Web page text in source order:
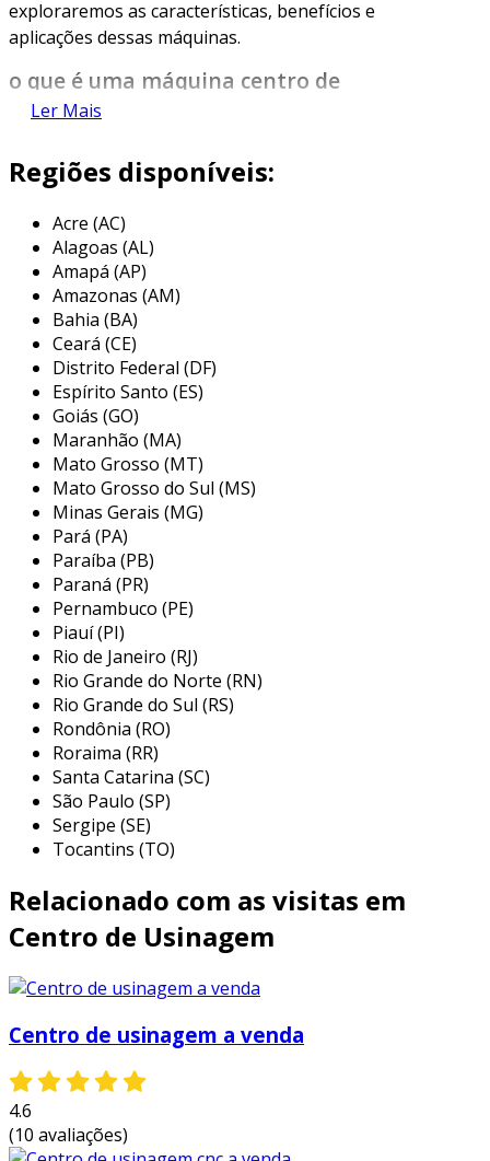
exploraremos as características, benefícios e
aplicações dessas máquinas.
o que é uma máquina centro de
usinagem cnc?
ferramenta de corte controlada por
fresagem, perfuração e rosqueamento, em
uma única máquina. além disso, suas operações
são realizadas de maneira precisa, o que
resulta em peças de alta qualidade.
as máquinas cnc utilizam um software
avançado para programar as operações. graças
à interface amigável, os operadores podem
rapidamente inserir os desenhos necessários
para a produção. portanto, essa tecnologia
facilita o trabalho e reduz erros.
principais características das
máquinas cnc
as máquinas centro de usinagem cnc têm
diversas características que as tornam
preferidas no mercado. entre elas, destacam-se:
precisão: estas máquinas oferecem alta
precisão, permitindo produções repetíveis
e confiáveis.
automatização: o controle automático
reduz a necessidade de intervenção
manual, economizando tempo e esforço.
materiais, como metais, plásticos e
madeira.
multifuncionalidade: capazes de realizar
diversos processos em uma única
aplicações na indústria
as aplicações das máquinas centro de usinagem
cnc são vastas e diversificadas. elas são
empregadas em setores como:
Ler Mais
Regiões disponíveis:
Acre (AC)
Alagoas (AL)
Amapá (AP)
Amazonas (AM)
Bahia (BA)
Ceará (CE)
Distrito Federal (DF)
Espírito Santo (ES)
Goiás (GO)
Maranhão (MA)
Mato Grosso (MT)
Mato Grosso do Sul (MS)
Minas Gerais (MG)
Pará (PA)
Paraíba (PB)
Paraná (PR)
Pernambuco (PE)
Piauí (PI)
Rio de Janeiro (RJ)
Rio Grande do Norte (RN)
Rio Grande do Sul (RS)
Rondônia (RO)
Roraima (RR)
Santa Catarina (SC)
São Paulo (SP)
Sergipe (SE)
Tocantins (TO)
Relacionado com as visitas em
Centro de Usinagem
Centro de usinagem a venda
4.6
(10 avaliações)